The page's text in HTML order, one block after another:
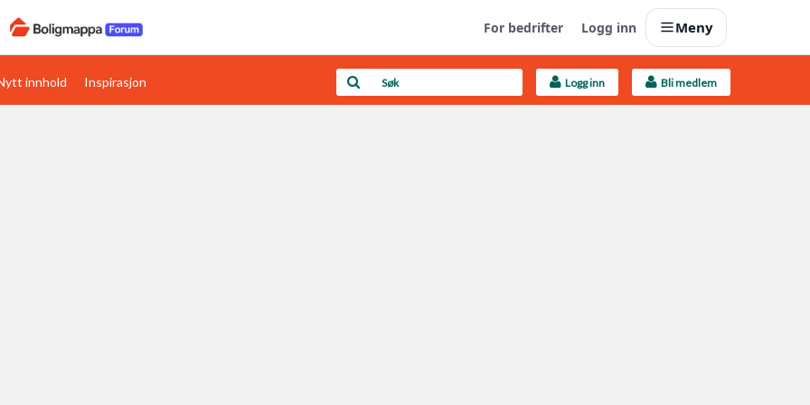
For bedrifter Logg inn Meny
Boligens papirer Last opp selv
innhold Inspirasjon Logg inn Bli medlem